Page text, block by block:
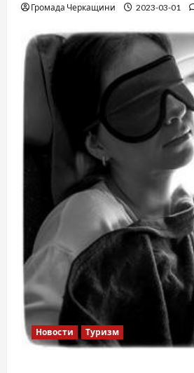
Громада Черкащини 2023-03-01
Новости Туризм